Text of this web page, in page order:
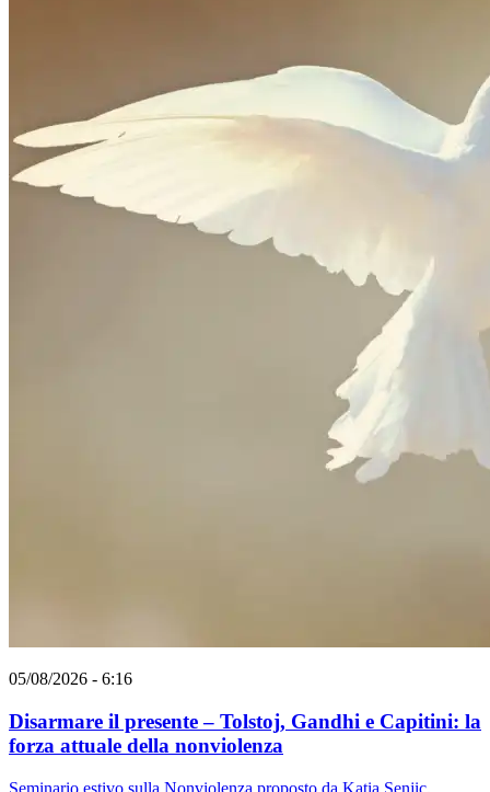
05/08/2026 - 6:16
Disarmare il presente – Tolstoj, Gandhi e Capitini: la
forza attuale della nonviolenza
Seminario estivo sulla Nonviolenza proposto da Katia Senjic,